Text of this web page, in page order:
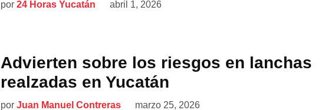
por 24 Horas Yucatán abril 1, 2026
Advierten sobre los riesgos en lanchas
realzadas en Yucatán
por Juan Manuel Contreras marzo 25, 2026